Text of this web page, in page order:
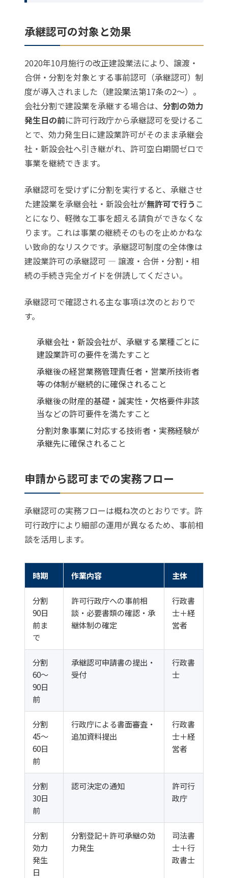
承継認可の対象と効果
2020年10月施行の改正建設業法により、譲渡・
合併・分割を対象とする事前認可（承継認可）制
度が導入されました（建設業法第17条の2〜）。
会社分割で建設業を承継する場合は、 分割の効力
発生日の前に許可行政庁から承継認可を受けるこ
とで、効力発生日に建設業許可がそのまま承継会
社・新設会社へ引き継がれ、許可空白期間ゼロで
事業を継続できます。
承継認可を受けずに分割を実行すると、承継させ
た建設業を承継会社・新設会社が無許可で行う こ
とになり、軽微な工事を超える請負ができなくな
ります。これは事業の継続そのものを止めかねな
い致命的なリスクです。承継認可制度の全体像は
建設業許可の承継認可 — 譲渡・合併・分割・相
続の手続き完全ガイドを併読してください。
承継認可で確認される主な事項は次のとおりで
す。
承継会社・新設会社が、承継する業種ごとに
建設業許可の要件を満たすこと
承継後の経営業務管理責任者・営業所技術者
等の体制が継続的に確保されること
承継後の財産的基礎・誠実性・欠格要件非該
当などの許可要件を満たすこと
分割対象事業に対応する技術者・実務経験が
承継先に確保されること
申請から認可までの実務フロー
承継認可の実務フローは概ね次のとおりです。許
可行政庁により細部の運用が異なるため、事前相
談を活用します。
時期 作業内容 主体
分割
90日
前ま
で
許可行政庁への事前相
談・必要書類の確認・承
継体制の確定
行政書
士＋経
営者
分割
60〜
90日
前
承継認可申請書の提出・
受付
行政書
士
分割
45〜
60日
前
行政庁による書面審査・
追加資料提出
行政書
士＋経
営者
分割
30日
前
認可決定の通知
許可行
政庁
分割
効力
発生
日
分割登記＋許可承継の効
力発生
司法書
士＋行
政書士